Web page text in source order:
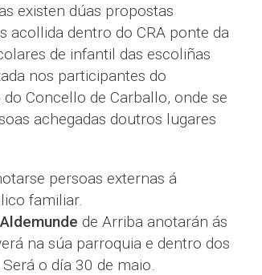
existen dúas propostas
acollida dentro do CRA ponte da
de infantil das escoliñas
nos participantes do
Concello de Carballo, onde se
achegadas doutros lugares
persoas externas á
familiar.
Aldemunde de Arriba anotarán ás
na súa parroquia e dentro dos
o día 30 de maio.